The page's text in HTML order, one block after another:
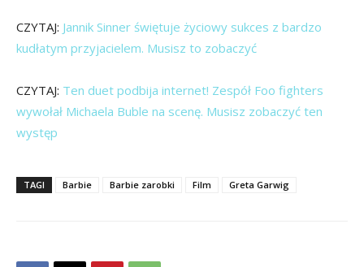
CZYTAJ: Jannik Sinner świętuje życiowy sukces z bardzo
kudłatym przyjacielem. Musisz to zobaczyć
CZYTAJ: Ten duet podbija internet! Zespół Foo fighters
wywołał Michaela Buble na scenę. Musisz zobaczyć ten
występ
TAGI Barbie Barbie zarobki Film Greta Garwig